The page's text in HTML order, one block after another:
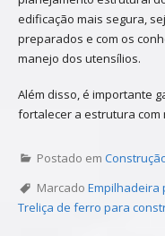
edificação mais segura,
preparados e com os
manejo dos utensílios.
Além disso, é importante
fortalecer a estrutura
Postado em
Marcado Empilhadeira
Treliça de ferro para